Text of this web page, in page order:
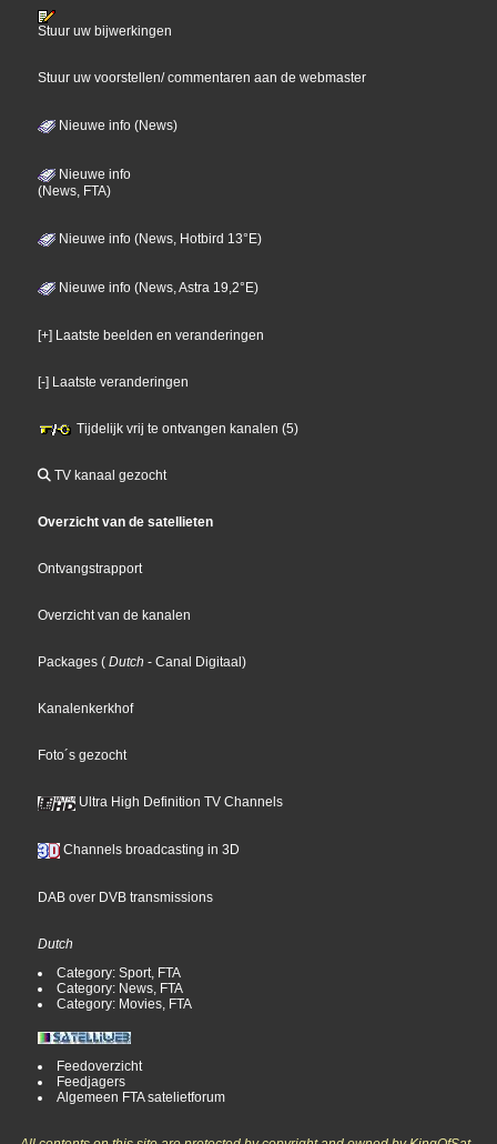
Stuur uw bijwerkingen
Stuur uw voorstellen/ commentaren aan de webmaster
Nieuwe info (News)
Nieuwe info
(News, FTA)
Nieuwe info (News, Hotbird 13°E)
Nieuwe info (News, Astra 19,2°E)
[+] Laatste beelden en veranderingen
[-] Laatste veranderingen
Tijdelijk vrij te ontvangen kanalen (5)
TV kanaal gezocht
Overzicht van de satellieten
Ontvangstrapport
Overzicht van de kanalen
Packages ( Dutch - Canal Digitaal)
Kanalenkerkhof
Foto´s gezocht
Ultra High Definition TV Channels
Channels broadcasting in 3D
DAB over DVB transmissions
Dutch
Category: Sport, FTA
Category: News, FTA
Category: Movies, FTA
Feedoverzicht
Feedjagers
Algemeen FTA satelietforum